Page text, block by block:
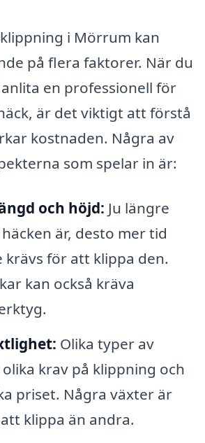
i Mörrum kan
på flera faktorer. När du
en professionell för
är det viktigt att förstå
kostnaden. Några av
som spelar in är:
och höjd: Ju längre
är, desto mer tid
krävs för att klippa den.
kan också kräva
Olika typer av
krav på klippning och
priset. Några växter är
klippa än andra.